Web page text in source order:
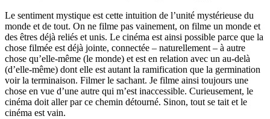
Le sentiment mystique est cette intuition de l’unité mystérieuse du
monde et de tout. On ne filme pas vainement, on filme un monde et
des êtres déjà reliés et unis. Le cinéma est ainsi possible parce que la
chose filmée est déjà jointe, connectée – naturellement – à autre
chose qu’elle-même (le monde) et est en relation avec un au-delà
(d’elle-même) dont elle est autant la ramification que la germination
voir la terminaison. Filmer le sachant. Je filme ainsi toujours une
chose en vue d’une autre qui m’est inaccessible. Curieusement, le
cinéma doit aller par ce chemin détourné. Sinon, tout se tait et le
cinéma est vain.